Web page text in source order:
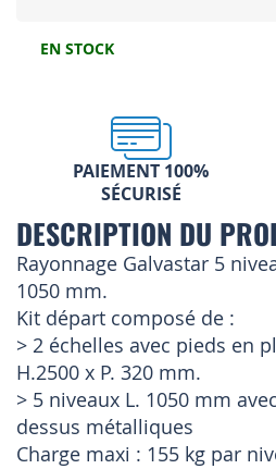
EN STOCK
PAIEMENT 100%
SÉCURISÉ
DESCRIPTION DU
Rayonnage Galvastar 5
1050 mm.
Kit départ composé de :
> 2 échelles avec pieds en
H.2500 x P. 320 mm.
> 5 niveaux L. 1050 mm
dessus métalliques
Charge maxi : 155 kg par